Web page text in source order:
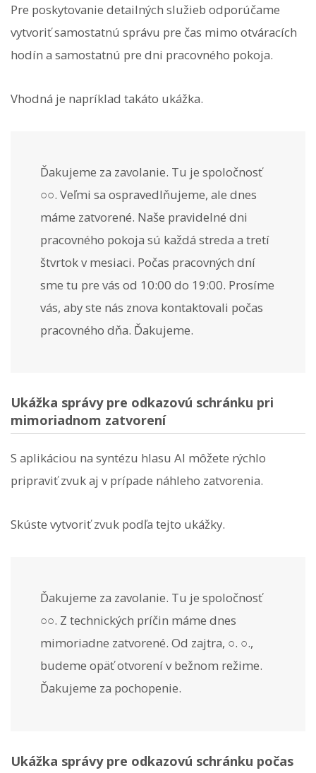
Pre poskytovanie detailných služieb odporúčame
vytvoriť samostatnú správu pre čas mimo otváracích
hodín a samostatnú pre dni pracovného pokoja.
Vhodná je napríklad takáto ukážka.
Ďakujeme za zavolanie. Tu je spoločnosť
○○. Veľmi sa ospravedlňujeme, ale dnes
máme zatvorené. Naše pravidelné dni
pracovného pokoja sú každá streda a tretí
štvrtok v mesiaci. Počas pracovných dní
sme tu pre vás od 10:00 do 19:00. Prosíme
vás, aby ste nás znova kontaktovali počas
pracovného dňa. Ďakujeme.
Ukážka správy pre odkazovú schránku pri
mimoriadnom zatvorení
S aplikáciou na syntézu hlasu AI môžete rýchlo
pripraviť zvuk aj v prípade náhleho zatvorenia.
Skúste vytvoriť zvuk podľa tejto ukážky.
Ďakujeme za zavolanie. Tu je spoločnosť
○○. Z technických príčin máme dnes
mimoriadne zatvorené. Od zajtra, ○. ○.,
budeme opäť otvorení v bežnom režime.
Ďakujeme za pochopenie.
Ukážka správy pre odkazovú schránku počas